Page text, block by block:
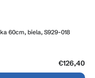
60cm, biela, S929-018
€126,40